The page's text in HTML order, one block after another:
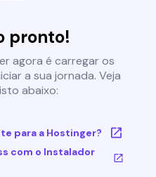
pronto!
agora é carregar os
a sua jornada. Veja
abaixo:
para a Hostinger?
com o Instalador